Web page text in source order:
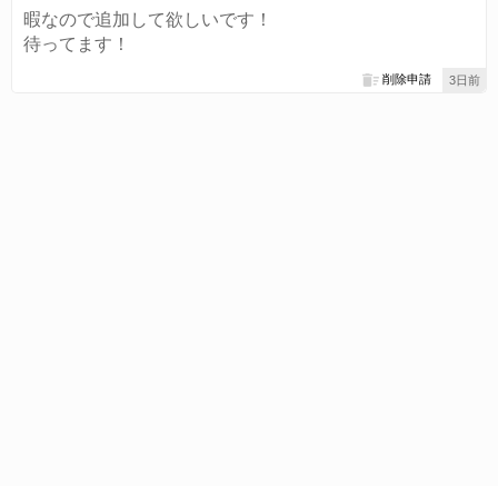
暇なので追加して欲しいです！
待ってます！
3日前
削除申請